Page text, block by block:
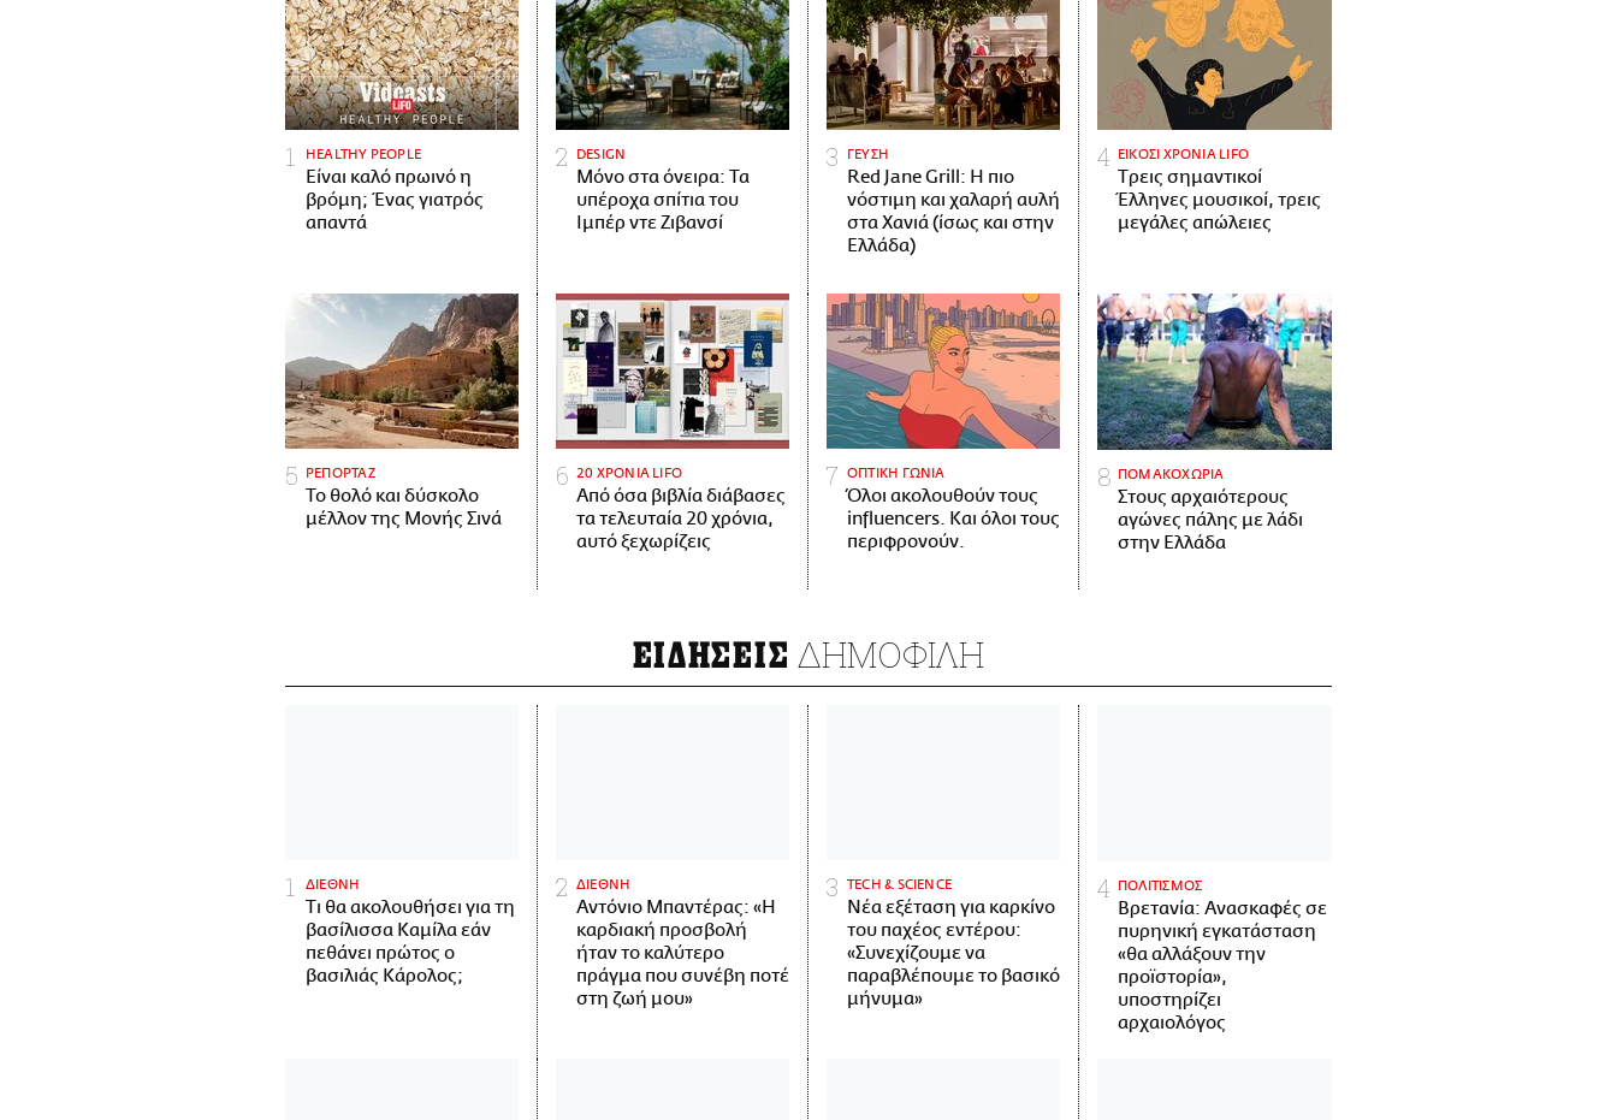
HEALTHY PEOPLE
Είναι καλό πρωινό η
βρόμη; Ένας γιατρός
απαντά
DESIGN
Μόνο στα όνειρα: Τα
υπέροχα σπίτια του
Ιμπέρ ντε Ζιβανσί
ΓΕΥΣΗ
Red Jane Grill: Η πιο
νόστιμη και χαλαρή αυλή
στα Χανιά (ίσως και στην
Ελλάδα)
ΕΙΚΟΣΙ ΧΡΟΝΙΑ LIFO
Tρεις σημαντικοί
Έλληνες μουσικοί, τρεις
μεγάλες απώλειες
ΡΕΠΟΡΤΑΖ
Το θολό και δύσκολο
μέλλον της Μονής Σινά
20 ΧΡΟΝΙΑ LIFO
Από όσα βιβλία διάβασες
τα τελευταία 20 χρόνια,
αυτό ξεχωρίζεις
ΟΠΤΙΚΗ ΓΩΝΙΑ
Όλοι ακολουθούν τους
influencers. Και όλοι τους
περιφρονούν.
ΠΟΜΑΚΟΧΩΡΙΑ
Στους αρχαιότερους
αγώνες πάλης με λάδι
στην Ελλάδα
ΕΙΔΗΣΕΙΣ ΔΗΜΟΦΙΛΗ
ΔΙΕΘΝΗ
Τι θα ακολουθήσει για τη
βασίλισσα Καμίλα εάν
πεθάνει πρώτος ο
βασιλιάς Κάρολος;
ΔΙΕΘΝΗ
Αντόνιο Μπαντέρας: «Η
καρδιακή προσβολή
ήταν το καλύτερο
πράγμα που συνέβη ποτέ
στη ζωή μου»
ΤECH & SCIENCE
Νέα εξέταση για καρκίνο
του παχέος εντέρου:
«Συνεχίζουμε να
παραβλέπουμε το βασικό
μήνυμα»
ΠΟΛΙΤΙΣΜΟΣ
Βρετανία: Ανασκαφές σε
πυρηνική εγκατάσταση
«θα αλλάξουν την
προϊστορία»,
υποστηρίζει
αρχαιολόγος